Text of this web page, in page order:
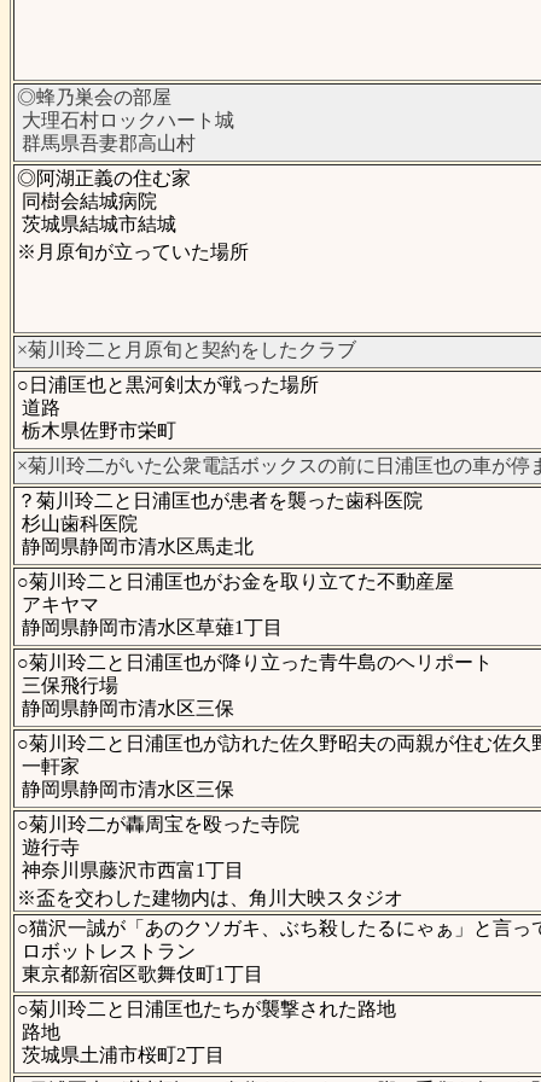
◎蜂乃巣会の部屋
大理石村ロックハート城
群馬県吾妻郡高山村
◎阿湖正義の住む家
同樹会結城病院
茨城県結城市結城
※月原旬が立っていた場所
×菊川玲二と月原旬と契約をしたクラブ
○日浦匡也と黒河剣太が戦った場所
道路
栃木県佐野市栄町
×菊川玲二がいた公衆電話ボックスの前に日浦匡也の車が停
？菊川玲二と日浦匡也が患者を襲った歯科医院
杉山歯科医院
静岡県静岡市清水区馬走北
○菊川玲二と日浦匡也がお金を取り立てた不動産屋
アキヤマ
静岡県静岡市清水区草薙1丁目
○菊川玲二と日浦匡也が降り立った青牛島のヘリポート
三保飛行場
静岡県静岡市清水区三保
○菊川玲二と日浦匡也が訪れた佐久野昭夫の両親が住む佐久
一軒家
静岡県静岡市清水区三保
○菊川玲二が轟周宝を殴った寺院
遊行寺
神奈川県藤沢市西富1丁目
※盃を交わした建物内は、角川大映スタジオ
○猫沢一誠が「あのクソガキ、ぶち殺したるにゃぁ」と言っ
ロボットレストラン
東京都新宿区歌舞伎町1丁目
○菊川玲二と日浦匡也たちが襲撃された路地
路地
茨城県土浦市桜町2丁目